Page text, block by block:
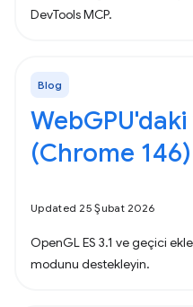
DevTools MCP.
Blog
(Chrome 146)
Updated 25 Şubat 2026
OpenGL ES 3.1 ve geçici
modunu destekleyin.